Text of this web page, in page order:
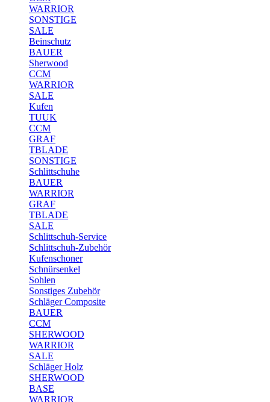
WARRIOR
SONSTIGE
SALE
Beinschutz
BAUER
Sherwood
CCM
WARRIOR
SALE
Kufen
TUUK
CCM
GRAF
TBLADE
SONSTIGE
Schlittschuhe
BAUER
WARRIOR
GRAF
TBLADE
SALE
Schlittschuh-Service
Schlittschuh-Zubehör
Kufenschoner
Schnürsenkel
Sohlen
Sonstiges Zubehör
Schläger Composite
BAUER
CCM
SHERWOOD
WARRIOR
SALE
Schläger Holz
SHERWOOD
BASE
WARRIOR